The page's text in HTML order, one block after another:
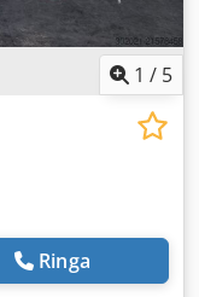
1 / 5
Ringa